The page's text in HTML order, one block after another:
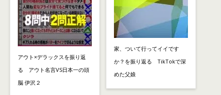
アウト×デラックスを振り返
る アウト名言VS日本一の頭
脳 伊沢２
家、ついて行ってイイです
か？を振り返る TikTokで深
めた父娘